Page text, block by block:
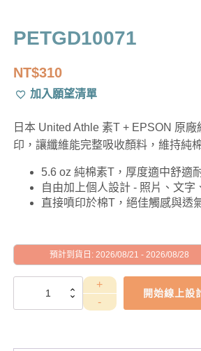
PETGD10071
NT$310
加入願望清單
日本 United Athle 素T + EPSON 原
印，讓纖維能完整吸收顏料，維持純
5.6 oz 純棉素T，厚度適中舒適
自由加上個人設計 - 照片、文字
直接噴印於棉T，絕佳觸感與透
預計到貨日: 2026/08/21 - 2026/08/28
PETGD10071
開始線上設